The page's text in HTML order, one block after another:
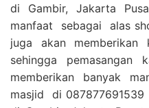
di Gambir, Jakarta
manfaat sebagai alas
juga akan memberikan
sehingga
memberikan banyak
masjid di